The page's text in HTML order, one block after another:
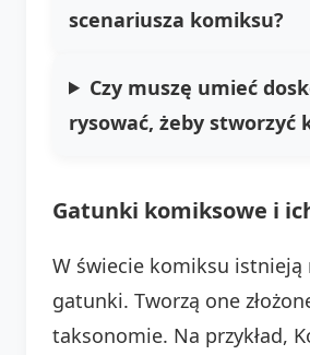
scenariusza komiksu?
Czy muszę umieć
rysować, żeby stworzyć
Gatunki komiksowe i
W świecie komiksu istnieją
gatunki. Tworzą one
taksonomie. Na przykład,